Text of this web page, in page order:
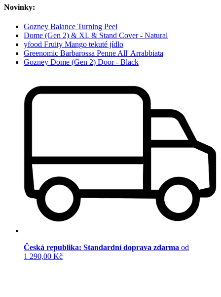
Novinky:
Gozney Balance Turning Peel
Dome (Gen 2) & XL & Stand Cover - Natural
yfood Fruity Mango tekuté jídlo
Greenomic Barbarossa Penne All' Arrabbiata
Gozney Dome (Gen 2) Door - Black
Česká republika: Standardní doprava zdarma od
1 290,00 Kč